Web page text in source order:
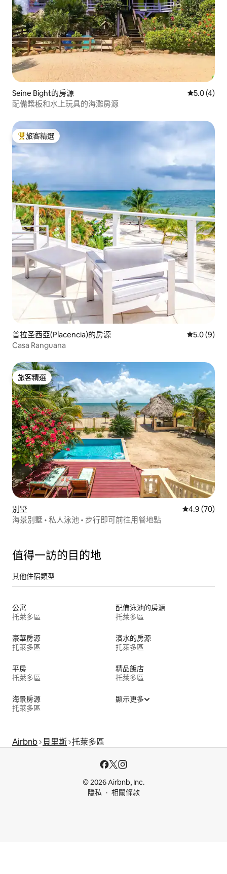
Seine Bight的房源 從 4 則評
5.0 (4)
配備槳板和水上玩具的海灘房源
旅客精選榜首
旅客精選
普拉圣西亞(Placencia)的房源 從 9 則評
5.0 (9)
Casa Ranguana
旅客精選
旅客精選
別墅 從 70 則評
4.9 (70)
海景別墅 • 私人泳池 • 步行即可前往用餐地點
值得一訪的目的地
其他住宿類型
公寓
托萊多區
配備泳池的房源
托萊多區
豪華房源
托萊多區
濱水的房源
托萊多區
平房
托萊多區
精品飯店
托萊多區
海景房源
托萊多區
顯示更多
Airbnb 貝里斯 托萊多區
© 2026 Airbnb, Inc.
隱私
相關條款